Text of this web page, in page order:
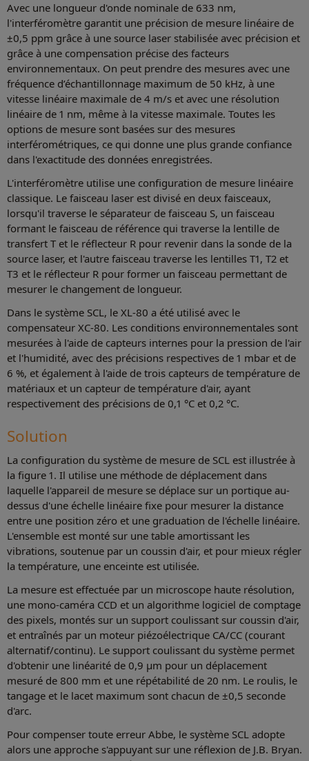
Avec une longueur d'onde nominale de 633 nm,
l'interféromètre garantit une précision de mesure linéaire de
±0,5 ppm grâce à une source laser stabilisée avec précision et
grâce à une compensation précise des facteurs
environnementaux. On peut prendre des mesures avec une
fréquence d’échantillonnage maximum de 50 kHz, à une
vitesse linéaire maximale de 4 m/s et avec une résolution
linéaire de 1 nm, même à la vitesse maximale. Toutes les
options de mesure sont basées sur des mesures
interférométriques, ce qui donne une plus grande confiance
dans l'exactitude des données enregistrées.
L'interféromètre utilise une configuration de mesure linéaire
classique. Le faisceau laser est divisé en deux faisceaux,
lorsqu'il traverse le séparateur de faisceau S, un faisceau
formant le faisceau de référence qui traverse la lentille de
transfert T et le réflecteur R pour revenir dans la sonde de la
source laser, et l'autre faisceau traverse les lentilles T1, T2 et
T3 et le réflecteur R pour former un faisceau permettant de
mesurer le changement de longueur.
Dans le système SCL, le XL-80 a été utilisé avec le
compensateur XC-80. Les conditions environnementales sont
mesurées à l'aide de capteurs internes pour la pression de l'air
et l'humidité, avec des précisions respectives de 1 mbar et de
6 %, et également à l'aide de trois capteurs de température de
matériaux et un capteur de température d'air, ayant
respectivement des précisions de 0,1 °C et 0,2 °C.
Solution
La configuration du système de mesure de SCL est illustrée à
la figure 1. Il utilise une méthode de déplacement dans
laquelle l'appareil de mesure se déplace sur un portique au-
dessus d'une échelle linéaire fixe pour mesurer la distance
entre une position zéro et une graduation de l'échelle linéaire.
L'ensemble est monté sur une table amortissant les
vibrations, soutenue par un coussin d'air, et pour mieux régler
la température, une enceinte est utilisée.
La mesure est effectuée par un microscope haute résolution,
une mono-caméra CCD et un algorithme logiciel de comptage
des pixels, montés sur un support coulissant sur coussin d'air,
et entraînés par un moteur piézoélectrique CA/CC (courant
alternatif/continu). Le support coulissant du système permet
d'obtenir une linéarité de 0,9 µm pour un déplacement
mesuré de 800 mm et une répétabilité de 20 nm. Le roulis, le
tangage et le lacet maximum sont chacun de ±0,5 seconde
d'arc.
Pour compenser toute erreur Abbe, le système SCL adopte
alors une approche s'appuyant sur une réflexion de J.B. Bryan.